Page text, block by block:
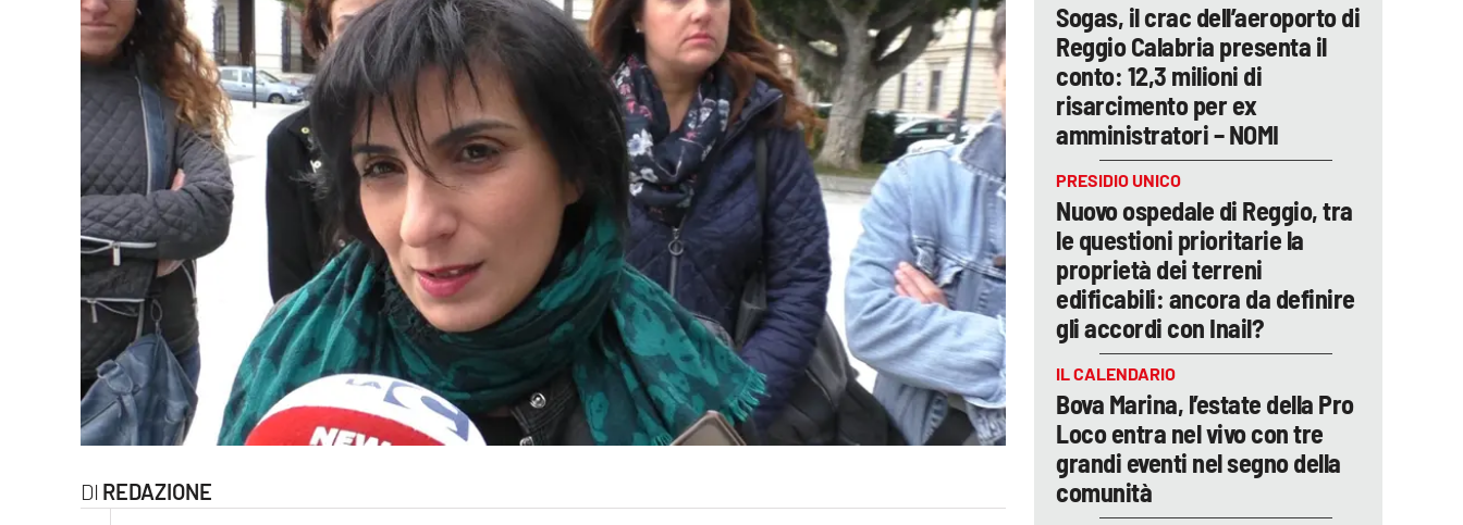
Streaming
Lac Network
REDAZIONE
Sogas, il crac dell’aeroporto di
Reggio Calabria presenta il
conto: 12,3 milioni di
risarcimento per ex
amministratori – NOMI
PRESIDIO UNICO
Nuovo ospedale di Reggio, tra
le questioni prioritarie la
proprietà dei terreni
edificabili: ancora da definire
gli accordi con Inail?
IL CALENDARIO
Bova Marina, l’estate della Pro
Loco entra nel vivo con tre
grandi eventi nel segno della
comunità